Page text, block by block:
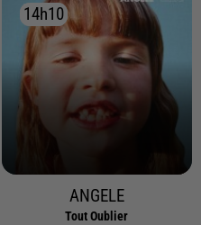
14h10
14h10
ANGELE
Tout Oublier